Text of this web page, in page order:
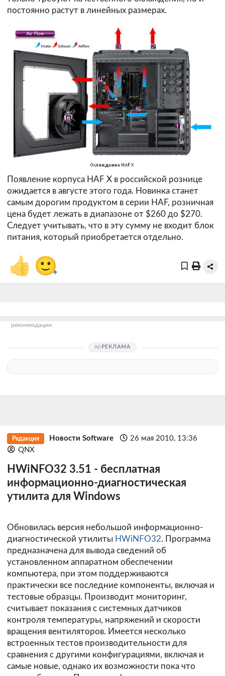
постоянно растут в линейных размерах.
Появление корпуса HAF X в российской рознице
ожидается в августе этого года. Новинка станет
самым дорогим продуктом в серии HAF, розничная
цена будет лежать в диапазоне от $260 до $270.
Следует учитывать, что в эту сумму не входит блок
питания, который приобретается отдельно.
👍 🙂+
рекомендации
РЕКЛАМА
Редакция Новости Software
26 мая 2010, 13:36
QNX
HWiNFO32 3.51 - бесплатная
информационно-диагностическая
утилита для Windows
Обновилась версия небольшой информационно-
диагностической утилиты HWiNFO32. Программа
предназначена для вывода сведений об
установленном аппаратном обеспечении
компьютера, при этом поддерживаются
практически все последние компоненты, включая и
тестовые образцы. Производит мониторинг,
считывает показания с системных датчиков
контроля температуры, напряжений и скорости
вращения вентиляторов. Имеется несколько
встроенных тестов производительности для
сравнения с другими конфигурациями, включая и
самые новые, однако их возможности пока что